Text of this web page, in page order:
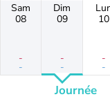
Sam
08
-
-
Dim
09
-
-
10
-
-
Journée